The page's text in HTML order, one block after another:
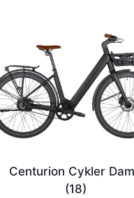
Centurion Cykler
(18)